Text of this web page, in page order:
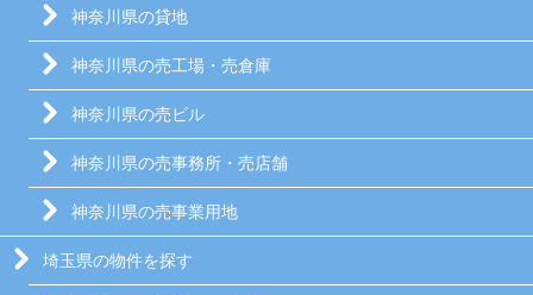
神奈川県の貸地
神奈川県の売工場・売倉庫
神奈川県の売ビル
神奈川県の売事務所・売店舗
神奈川県の売事業用地
埼玉県の物件を探す